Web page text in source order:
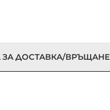
ЗА ДОСТАВКА/ВРЪЩАНЕ